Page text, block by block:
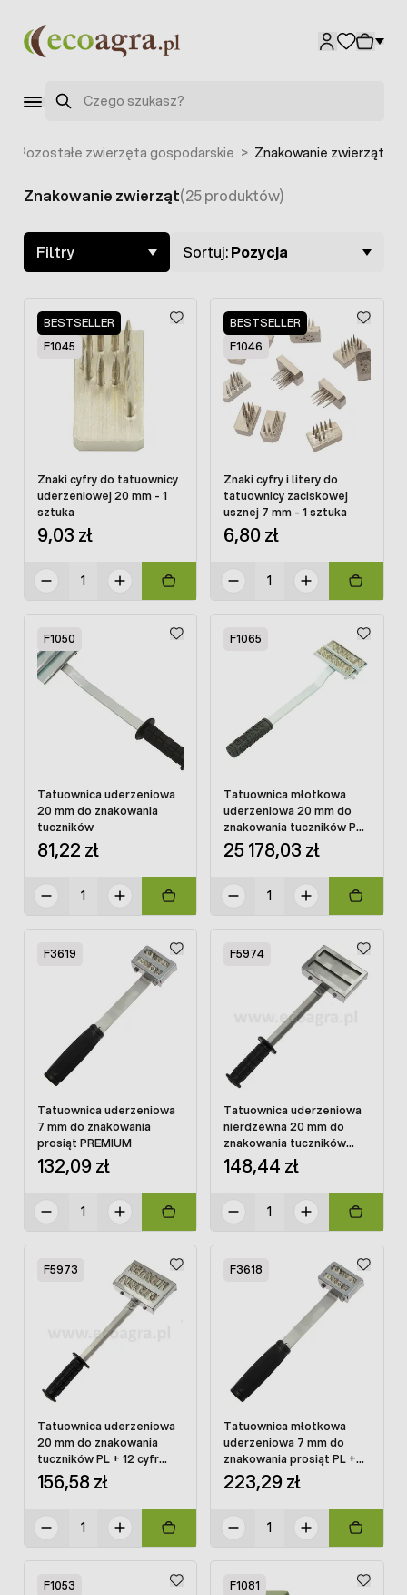
Szukaj
Pozostałe zwierzęta gospodarskie > Znakowanie zwierząt
Skip to product list
Znakowanie zwierząt(25 produktów)
Filtry Sortuj:Pozycja
BESTSELLER
F1045
Znaki cyfry do tatuownicy
uderzeniowej 20 mm - 1
sztuka
9,03 zł
BESTSELLER
F1046
Znaki cyfry i litery do
tatuownicy zaciskowej
usznej 7 mm - 1 sztuka
6,80 zł
F1050
Tatuownica uderzeniowa
20 mm do znakowania
tuczników
81,22 zł
F1065
Tatuownica młotkowa
uderzeniowa 20 mm do
znakowania tuczników PL
+ 12 cyfr
25 178,03 zł
F3619
Tatuownica uderzeniowa
7 mm do znakowania
prosiąt PREMIUM
132,09 zł
F5974
Tatuownica uderzeniowa
nierdzewna 20 mm do
znakowania tuczników
PREMIUM
148,44 zł
F5973
Tatuownica uderzeniowa
20 mm do znakowania
tuczników PL + 12 cyfr
PREMIUM
156,58 zł
F3618
Tatuownica młotkowa
uderzeniowa 7 mm do
znakowania prosiąt PL +
12 cyfr PREMIUM
223,29 zł
F1053 F1081